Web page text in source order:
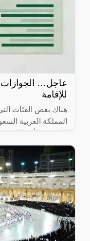
عاجل… الجوازات
للإقامة
هناك بعض الفئات التي
المملكة العربية